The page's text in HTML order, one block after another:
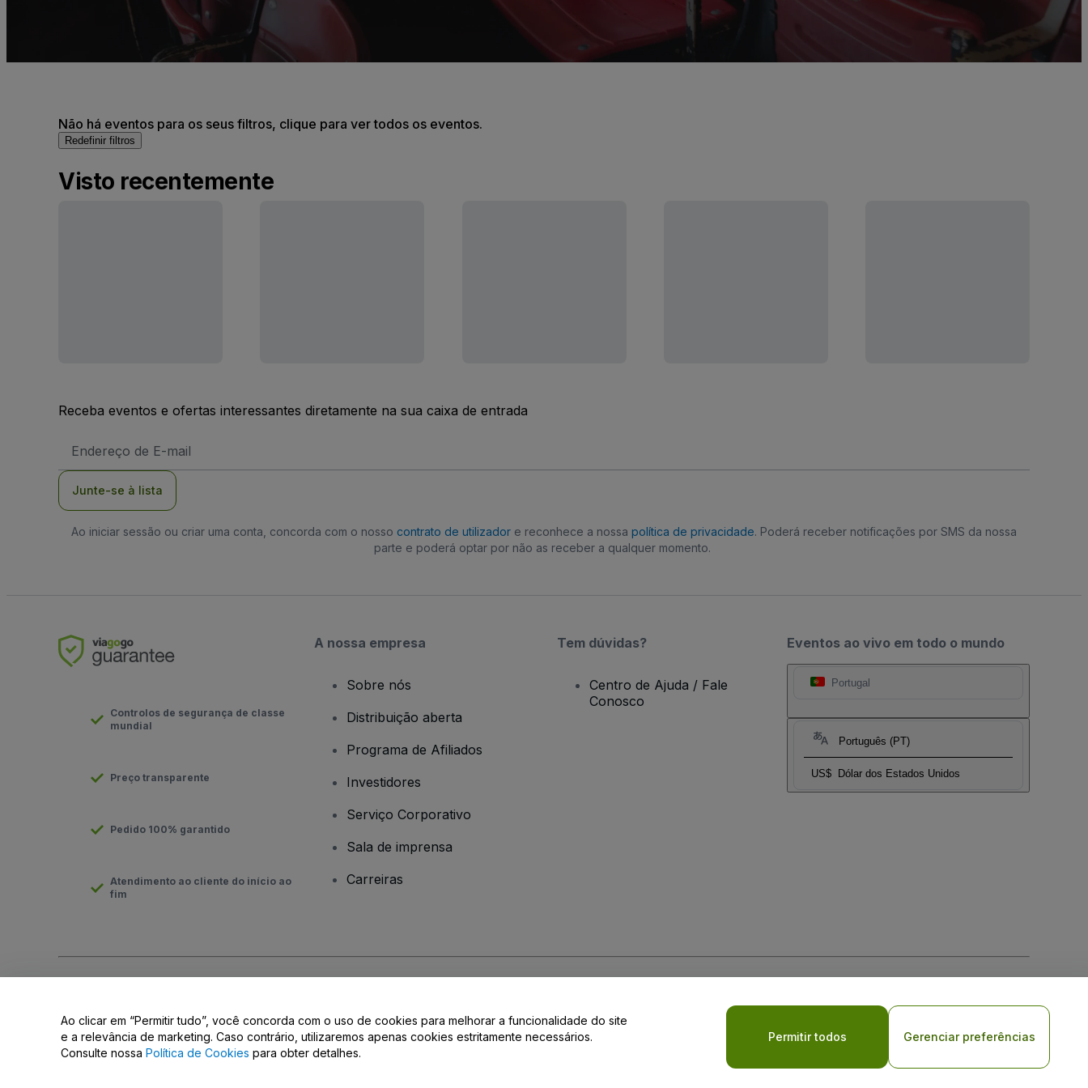
Não há eventos para os seus filtros, clique para ver todos os eventos.
Redefinir filtros
Visto recentemente
Receba eventos e ofertas interessantes diretamente na sua caixa de entrada
de
Junte-se à lista
Ao iniciar sessão ou criar uma conta, concorda com o nosso contrato de utilizador e reconhece a nossa política de privacidade. Poderá receber notificações por SMS da nossa
parte e poderá optar por não as receber a qualquer momento.
Eventos ao vivo em todo o mundo
Portugal
Português (PT)
US$ Dólar dos Estados Unidos
Controlos de segurança de classe
mundial
Preço transparente
Pedido 100% garantido
Atendimento ao cliente do início ao
fim
A nossa empresa
Sobre nós
Distribuição aberta
Programa de Afiliados
Investidores
Serviço Corporativo
Sala de imprensa
Carreiras
Tem dúvidas?
Centro de Ajuda / Fale
Conosco
Não partilhar as minhas informações pessoais/as suas opções de privacidade.
Ao clicar em “Permitir tudo”, você concorda com o uso de cookies para melhorar a funcionalidade do site
e a relevância de marketing. Caso contrário, utilizaremos apenas cookies estritamente necessários.
Consulte nossa Política de Cookies para obter detalhes.
Permitir todos Gerenciar preferências